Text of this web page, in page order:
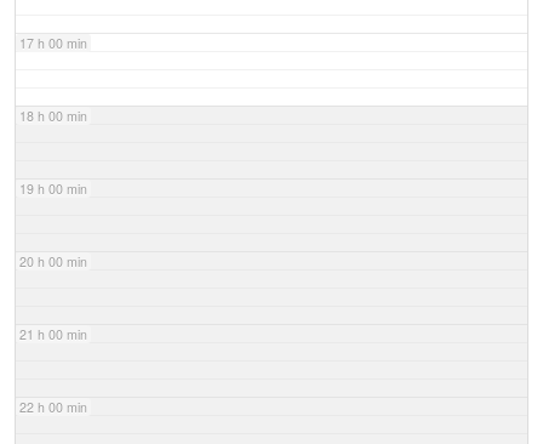
17 h 00 min
18 h 00 min
19 h 00 min
20 h 00 min
21 h 00 min
22 h 00 min